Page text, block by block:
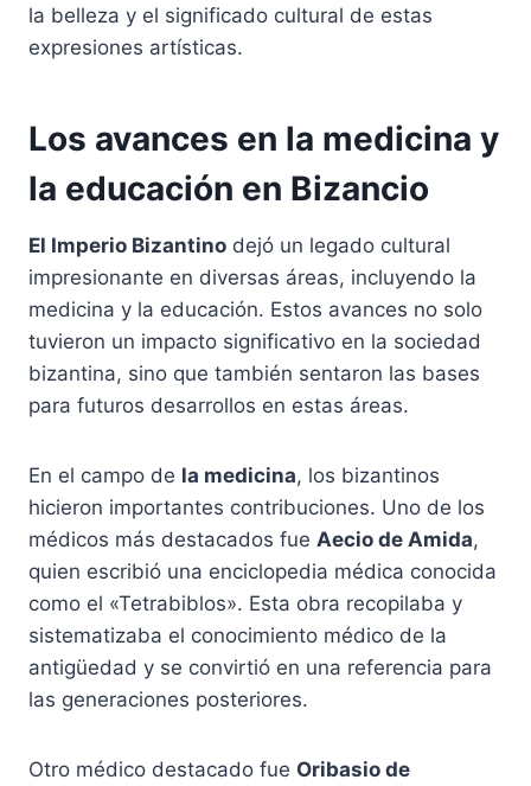
la belleza y el significado cultural de estas
expresiones artísticas.
Los avances en la medicina y
la educación en Bizancio
El Imperio Bizantino dejó un legado cultural
impresionante en diversas áreas, incluyendo la
medicina y la educación. Estos avances no solo
tuvieron un impacto significativo en la sociedad
bizantina, sino que también sentaron las bases
para futuros desarrollos en estas áreas.
En el campo de la medicina, los bizantinos
hicieron importantes contribuciones. Uno de los
médicos más destacados fue Aecio de Amida,
quien escribió una enciclopedia médica conocida
como el «Tetrabiblos». Esta obra recopilaba y
sistematizaba el conocimiento médico de la
antigüedad y se convirtió en una referencia para
las generaciones posteriores.
Otro médico destacado fue Oribasio de